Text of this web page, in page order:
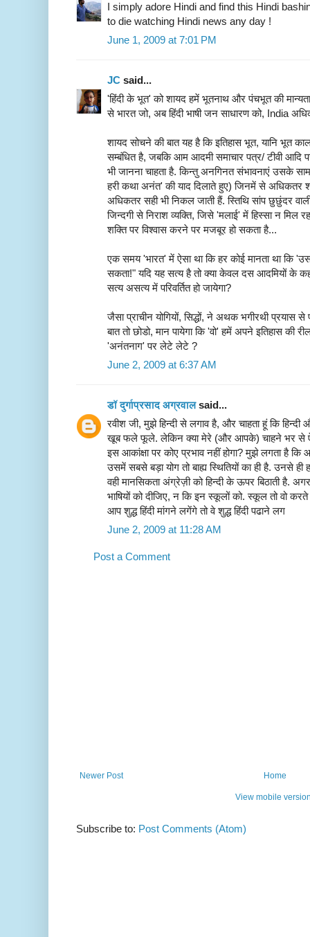
I simply adore Hindi and find this Hindi
to die watching Hindi news any day !
June 1, 2009 at 7:01 PM
JC said...
'हिंदी के भूत' को शायद हमें भूतनाथ और पंचभूत की
से भारत जो, अब हिंदी भाषी जन साधारण को, India
शायद सोचने की बात यह है कि इतिहास भूत, यानि भूत
सम्बंधित है, जबकि आम आदमी समाचार पत्र/ टीवी
भी जानना चाहता है. किन्तु अनगिनत संभावनाएं उसके
हरी कथा अनंत' की याद दिलाते हुए) जिनमें से अधिकतर
अधिकतर सही भी निकल जाती हैं. स्तिथि सांप छुछुंदर
जिन्दगी से निराश व्यक्ति, जिसे 'मलाई' में हिस्सा न
शक्ति पर विश्वास करने पर मजबूर हो सकता है...
एक समय 'भारत' में ऐसा था कि हर कोई मानता था कि
सकता!" यदि यह सत्य है तो क्या केवल दस आदमियों के
सत्य असत्य में परिवर्तित हो जायेगा?
जैसा प्राचीन योगियों, सिद्धों, ने अथक भगीरथी
बात तो छोडो, मान पायेगा कि 'वो' हमें अपने इतिहास की
'अनंतनाग' पर लेटे लेटे ?
June 2, 2009 at 6:37 AM
डॉ दुर्गाप्रसाद अग्रवालsaid...
रवीश जी, मुझे हिन्दी से लगाव है, और चाहता हूं कि
खूब फले फूले. लेकिन क्या मेरे (और आपके) चाहने भर से ऐसा
इस आकांक्षा पर कोए प्रभाव नहीं होगा? मुझे लगता है
उसमें सबसे बड़ा योग तो बाह्य स्थितियों का ही है. उनसे ही
वही मानसिकता अंग्रेज़ी को हिन्दी के ऊपर बिठाती है. अगर
भाषियों को दीजिए, न कि इन स्कूलों को. स्कूल तो वो
आप शुद्ध हिंदी मांगने लगेंगे तो वे शुद्ध हिंदी पढाने लग
June 2, 2009 at 11:28 AM
Post a Comment
Newer Post Home
View mobile
Subscribe to: Post Comments (Atom)